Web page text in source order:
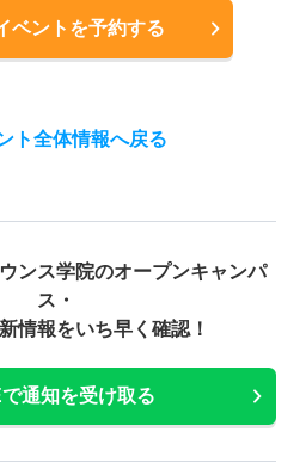
ベントを予約する
ト全体情報へ戻る
ンス学院のオープンキャンパ
ス・
情報をいち早く確認！
通知を受け取る